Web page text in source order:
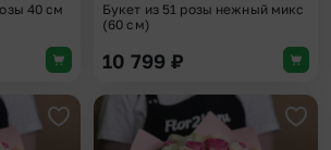
40 см
Букет из 51 розы нежный микс
(60 см)
10 799 ₽
Добавить в избранное